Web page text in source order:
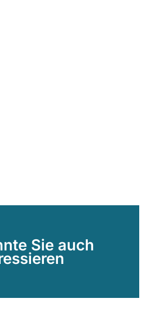
Sie auch